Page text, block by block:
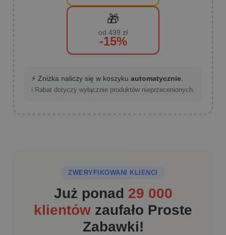
🎁
od 499 zł
-15%
⚡ Zniżka naliczy się w koszyku automatycznie
ℹ️ Rabat dotyczy wyłącznie produktów nieprzecenionych.
ZWERYFIKOWANI KLIENCI
Już ponad 29 000
klientów zaufało Proste
Zabawki!